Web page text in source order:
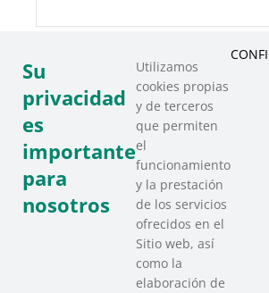
COMPARTIR ESTE
Su
privacidad
es
importante
para
nosotros
Utilizamos
cookies propias
y de terceros
que permiten
el
funcionamiento
y la prestación
de los servicios
ofrecidos en el
Sitio web, así
como la
elaboración de